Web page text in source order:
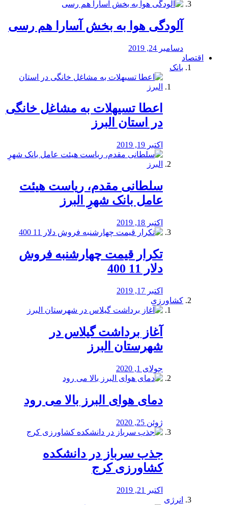
آلودگی هوا به بخش آسارا هم رسی
دسامبر 24, 2019
اقتصاد
بانک
️اعطا تسیهلات به مشاغل خانگی
در استان البرز
اکتبر 19, 2019
سلطانی مقدم، ریاست هیئت
عامل بانک شهرِ البرز
اکتبر 18, 2019
تکرار قیمت چهارشنبه فروش
دلار 11 400
اکتبر 17, 2019
کشاورزی
آغاز برداشت گیلاس در
شهرستان البرز
جولای 1, 2020
دمای هوای البرز بالا می رود
ژوئن 25, 2020
جذب سرباز در دانشکده
کشاورزی کرج
اکتبر 21, 2019
انرژی